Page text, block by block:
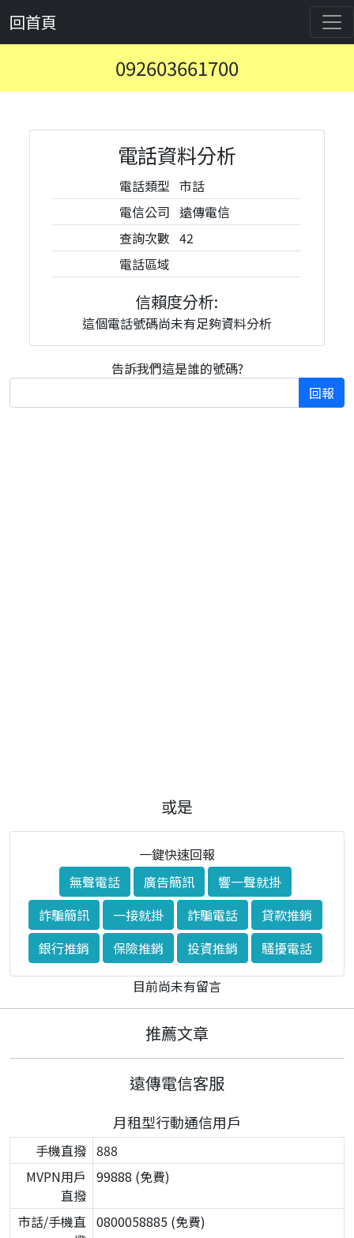
回首頁
092603661700
電話資料分析
電話類型 市話
電信公司 遠傳電信
查詢次數 42
電話區域
信賴度分析:
這個電話號碼尚未有足夠資料分析
告訴我們這是誰的號碼?
回報
或是
一鍵快速回報
無聲電話
廣告簡訊
響一聲就掛
詐騙簡訊
一接就掛 詐騙電話
貸款推銷
銀行推銷
保險推銷 投資推銷
騷擾電話
目前尚未有留言
推薦文章
遠傳電信客服
月租型行動通信用戶
手機直撥 888
MVPN用戶
直撥
99888 (免費)
市話/手機直 0800058885 (免費)